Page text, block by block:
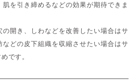
肌を引き締めるなどの効果が期待できま
の開き、しわなどを改善したい場合はサ
などの皮下組織を収縮させたい場合はサ
です。